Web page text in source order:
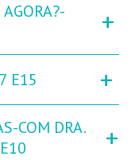
+
E15 +
COM DRA.
+